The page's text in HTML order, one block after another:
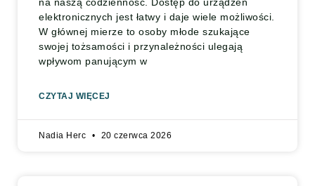
elektronicznych jest łatwy i daje wiele możliwości.
W głównej mierze to osoby młode szukające
swojej tożsamości i przynależności ulegają
wpływom panującym w
CZYTAJ WIĘCEJ
Nadia Herc 20 czerwca 2026